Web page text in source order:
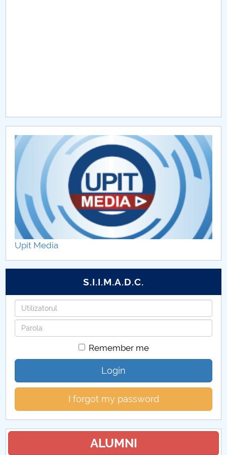
Chestionar angajabilitate ALUMNI – UPB
CAR2026
MENIU CANTINA
O NOUĂ REALITATE: De ce panica este cel mai rău
lucru care se poate întâmpla?
Lectura ca spațiu al libertății
STUDIU EPIDEMIOLOGIC PRIVIND PREVALENȚA
SIMPTOMATOLOGIEI CLINICE A INFECȚIEI CU
Statistica si modelare
DESPRE UN TEATRU AL IZOLĂRII
Hristos este același, ieri și azi și în veci
Gânduri pentru Săptămâna Mare și Sfintele Paști
din anul 2020
Criza economică generată de pandemia de CODIV
Upit Media
S.I.I.M.A.D.C.
Username
Password
Remember me
Login
I forgot my password
ALUMNI